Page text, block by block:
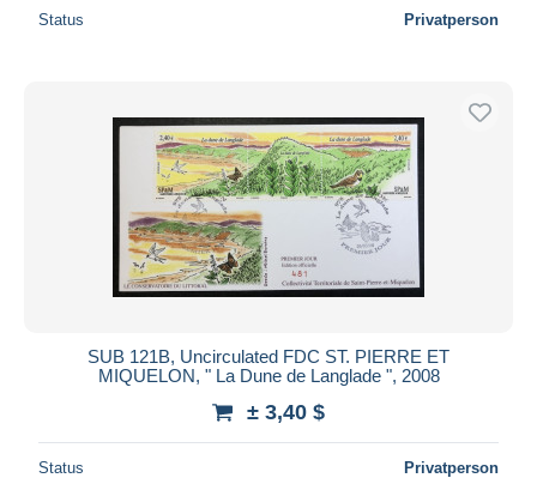
Status Privatperson
SUB 121B, Uncirculated FDC ST. PIERRE ET
MIQUELON, " La Dune de Langlade ", 2008
± 3,40 $
Status Privatperson